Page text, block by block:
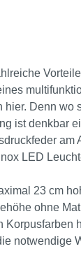
Denn wo
ist denkbar
am
LED
23 cm
ohne
Korpusfarben
notwendige